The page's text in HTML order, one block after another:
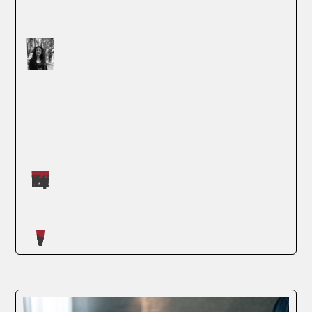
Máster impartidos por Judit López Martínez
Los modelos de riesgo que funcionaban